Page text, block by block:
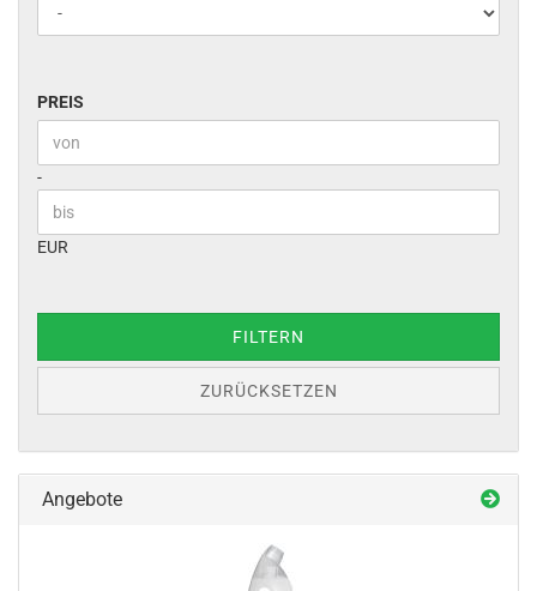
PREIS
PREIS
Preis bis
-
EUR
FILTERN
ZURÜCKSETZEN
Angebote